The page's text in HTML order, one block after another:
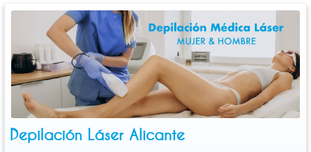
Depilación Láser Alicante